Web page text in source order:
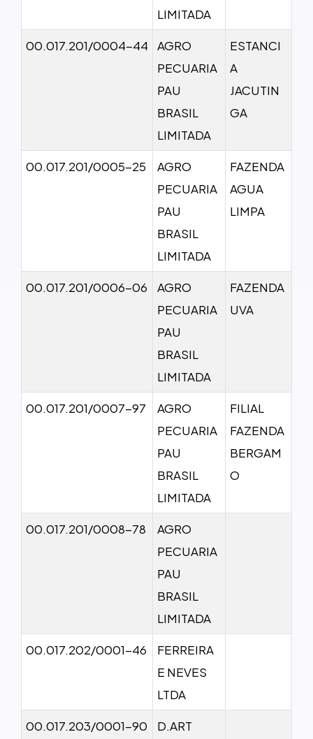
LIMITADA
00.017.201/0004-44
AGRO
PECUARIA
PAU
BRASIL
LIMITADA
ESTANCI
A
JACUTIN
GA
00.017.201/0005-25
AGRO
PECUARIA
PAU
BRASIL
LIMITADA
FAZENDA
AGUA
LIMPA
00.017.201/0006-06
AGRO
PECUARIA
PAU
BRASIL
LIMITADA
FAZENDA
UVA
00.017.201/0007-97
AGRO
PECUARIA
PAU
BRASIL
LIMITADA
FILIAL
FAZENDA
BERGAM
O
00.017.201/0008-78
AGRO
PECUARIA
PAU
BRASIL
LIMITADA
00.017.202/0001-46
FERREIRA
E NEVES
LTDA
00.017.203/0001-90
D.ART